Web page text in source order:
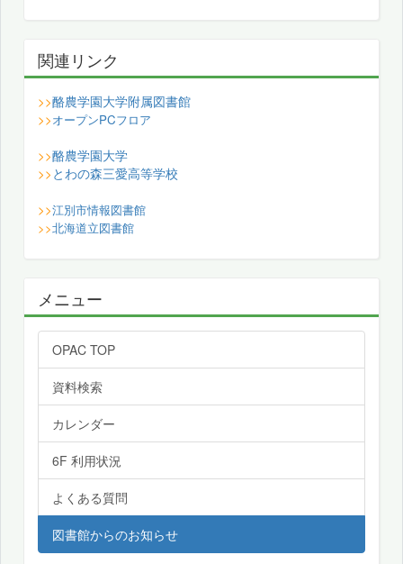
関連リンク
>>酪農学園大学附属図書館
>>オープンPCフロア
>>酪農学園大学
>> とわの森三愛高等学校
>>江別市情報図書館
>>北海道立図書館
メニュー
OPAC TOP
資料検索
カレンダー
6F 利用状況
よくある質問
図書館からのお知らせ